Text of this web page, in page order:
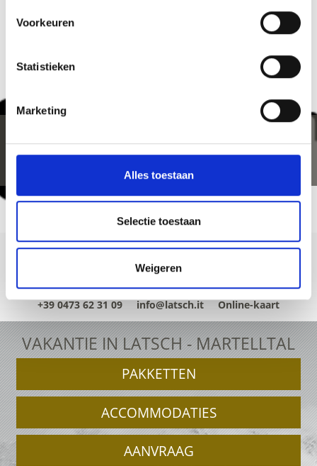
Voorkeuren
Statistieken
Marketing
Alles toestaan
Selectie toestaan
Weigeren
+39 0473 62 31 09 info@latsch.it Online-kaart
VAKANTIE IN LATSCH - MARTELLTAL
PAKKETTEN
ACCOMMODATIES
AANVRAAG